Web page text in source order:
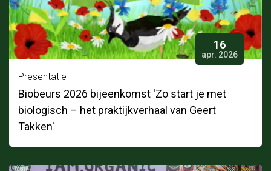
16
apr. 2026
Presentatie
Biobeurs 2026 bijeenkomst 'Zo start je met
biologisch – het praktijkverhaal van Geert
Takken'